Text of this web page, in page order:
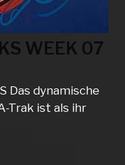
WEEK 07
Das dynamische
Trak ist als ihr